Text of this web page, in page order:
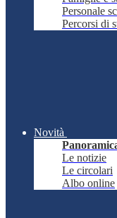
Personale
Percorsi di
Novità
Le notizie
Le circolari
Albo online